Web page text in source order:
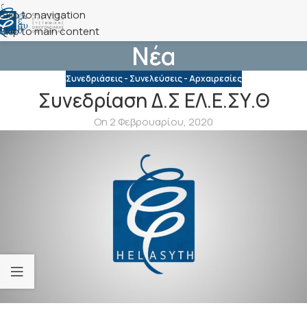
Skip to navigation
Skip to main content
Νέα
Συνεδριάσεις - Συνελεύσεις - Αρχαιρεσίες
Συνεδρίαση Δ.Σ ΕΛ.Ε.ΣΥ.Θ
On 2 Φεβρουαρίου, 2020